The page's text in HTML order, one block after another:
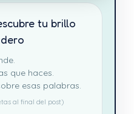
tu brillo
que haces.
esas palabras.
al final del post)